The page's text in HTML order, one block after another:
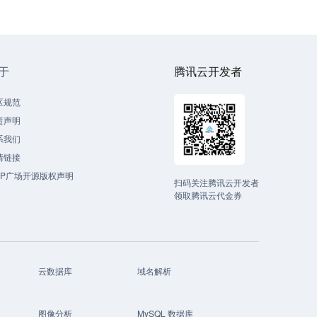
规范
声明
我们
链接
广场开源版权声明
腾讯云开发者
扫码关注腾讯云开发者
领取腾讯云代金券
云数据库 域名解析
图像分析 MySQL 数据库